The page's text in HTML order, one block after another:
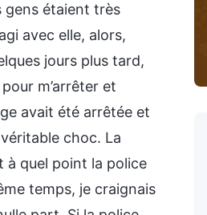
gens étaient très
avec elle, alors,
jours plus tard,
m’arrêter et
avait été arrêtée et
choc. La
à quel point la police
temps, je craignais